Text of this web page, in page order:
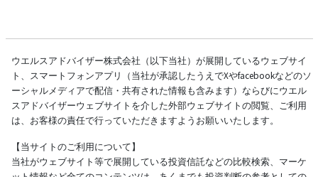
ウエルスアドバイザー株式会社（以下当社）が展開しているウェブサイ
ト、スマートフォンアプリ（当社が承認したうえでXやfacebookなどのソ
ーシャルメディアで配信・共有された情報も含みます）ならびにウエル
スアドバイザーウェブサイトを介した外部ウェブサイトの閲覧、ご利用
は、お客様の責任で行っていただきますようお願いいたします。
【当サイトのご利用について】
当社がウェブサイト等で展開している投資信託などの比較検索、マーケ